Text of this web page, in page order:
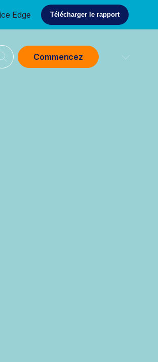
Edge Télécharger le rapport
Commencez